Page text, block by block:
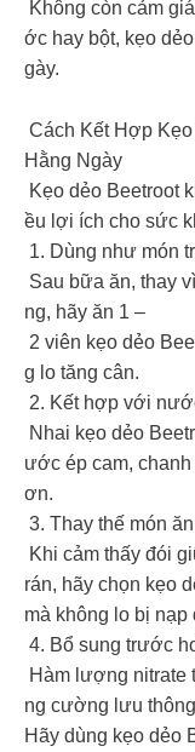
Không còn cảm
ớc hay bột, kẹo
gày.
Cách Kết Hợp
Hằng Ngày
Kẹo dẻo Beetroot
ều lợi ích cho sức
1. Dùng như món
Sau bữa ăn, thay
ng, hãy ăn 1 –
2 viên kẹo dẻo
g lo tăng cân.
2. Kết hợp với
Nhai kẹo dẻo
ước ép cam,
ơn.
3. Thay thế món
Khi cảm thấy đói
rán, hãy chọn kẹo
mà không lo bị nạp
4. Bổ sung trước
Hàm lượng nitrate
ng cường lưu
Hãy dùng kẹo dẻo